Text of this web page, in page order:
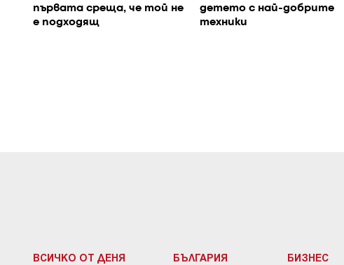
първата среща, че той не
е подходящ
детето с най-добрите
техники
ВСИЧКО ОТ ДЕНЯ БЪЛГАРИЯ БИЗНЕС